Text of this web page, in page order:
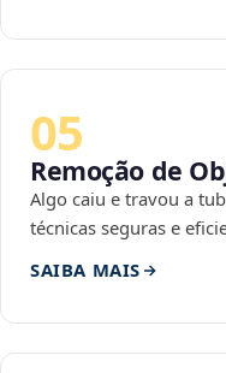
05
Remoção de
Algo caiu e travou a
técnicas seguras e
SAIBA MAIS